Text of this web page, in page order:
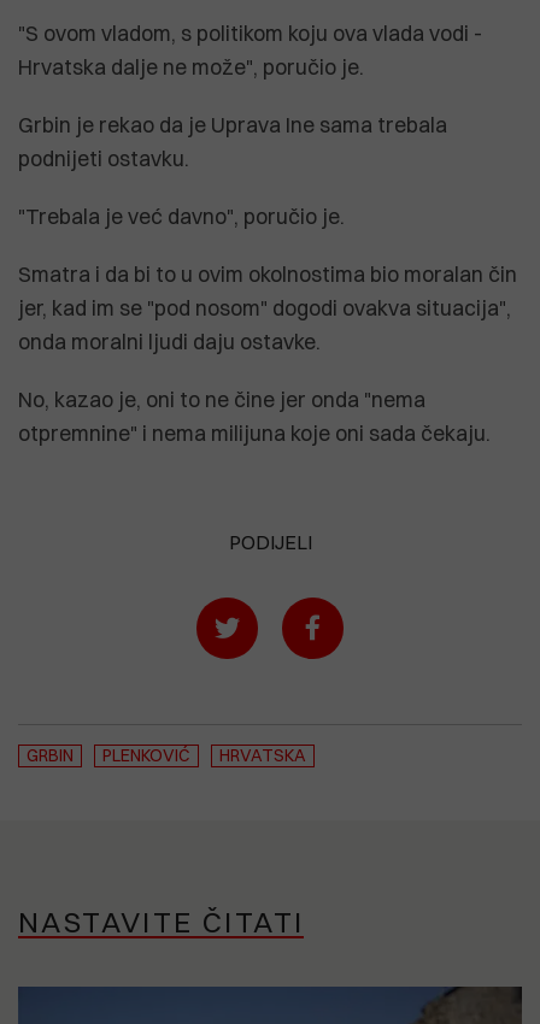
"S ovom vladom, s politikom koju ova vlada vodi -
Hrvatska dalje ne može", poručio je.
Grbin je rekao da je Uprava Ine sama trebala
podnijeti ostavku.
"Trebala je već davno", poručio je.
Smatra i da bi to u ovim okolnostima bio moralan čin
jer, kad im se "pod nosom" dogodi ovakva situacija",
onda moralni ljudi daju ostavke.
No, kazao je, oni to ne čine jer onda "nema
otpremnine" i nema milijuna koje oni sada čekaju.
PODIJELI
GRBIN PLENKOVIĆ HRVATSKA
NASTAVITE ČITATI